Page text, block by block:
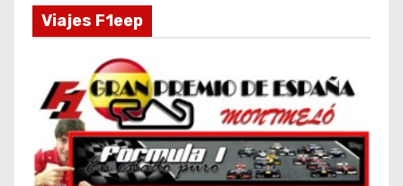
Viajes F1eep